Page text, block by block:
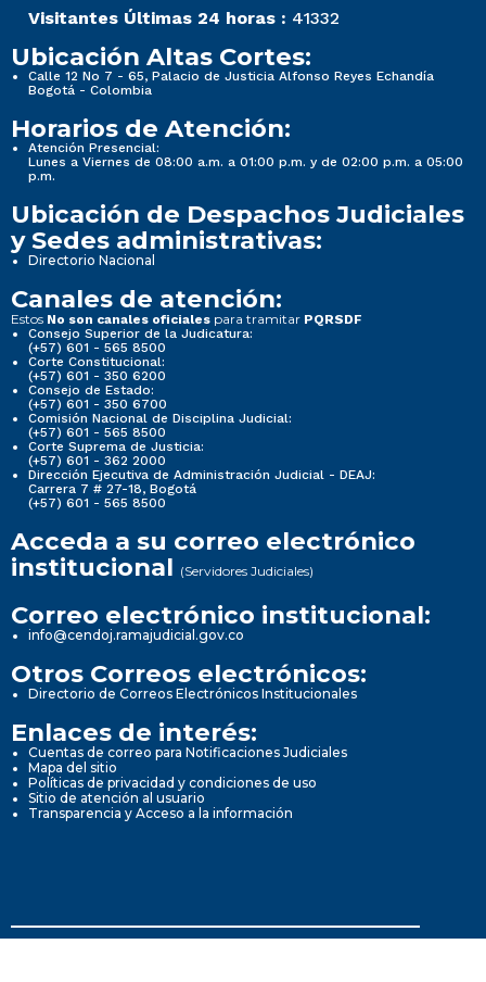
Visitantes Últimas 24 horas : 41332
Ubicación Altas Cortes:
Calle 12 No 7 - 65, Palacio de Justicia Alfonso Reyes Echandía
Bogotá - Colombia
Horarios de Atención:
Atención Presencial:
Lunes a Viernes de 08:00 a.m. a 01:00 p.m. y de 02:00 p.m. a 05:00
p.m.
Ubicación de Despachos Judiciales
y Sedes administrativas:
Directorio Nacional
Canales de atención:
Estos No son canales oficiales para tramitar PQRSDF
Consejo Superior de la Judicatura:
(+57) 601 - 565 8500
Corte Constitucional:
(+57) 601 - 350 6200
Consejo de Estado:
(+57) 601 - 350 6700
Comisión Nacional de Disciplina Judicial:
(+57) 601 - 565 8500
Corte Suprema de Justicia:
(+57) 601 - 362 2000
Dirección Ejecutiva de Administración Judicial - DEAJ:
Carrera 7 # 27-18, Bogotá
(+57) 601 - 565 8500
Acceda a su correo electrónico
institucional (Servidores Judiciales)
Correo electrónico institucional:
info@cendoj.ramajudicial.gov.co
Otros Correos electrónicos:
Directorio de Correos Electrónicos Institucionales
Enlaces de interés:
Cuentas de correo para Notificaciones Judiciales
Mapa del sitio
Políticas de privacidad y condiciones de uso
Sitio de atención al usuario
Transparencia y Acceso a la información